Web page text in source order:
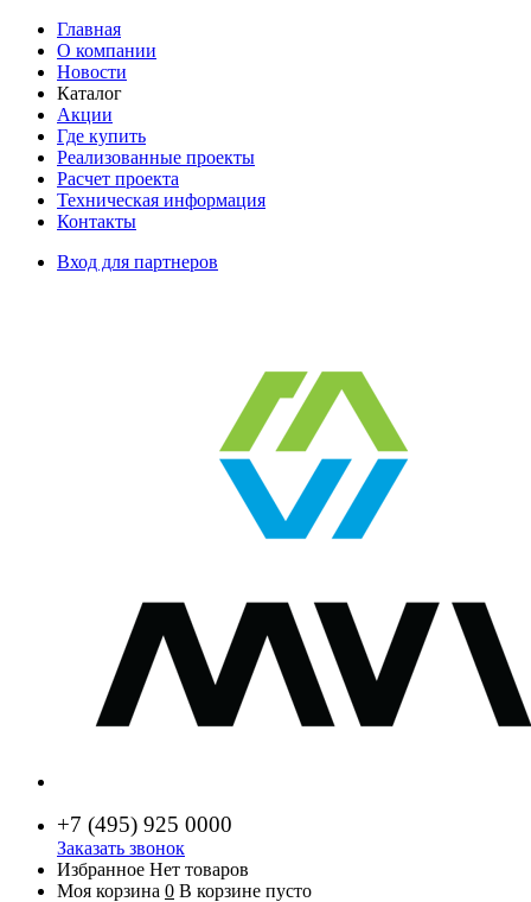
Главная
О компании
Новости
Каталог
Акции
Где купить
Реализованные проекты
Расчет проекта
Техническая информация
Контакты
Вход для партнеров
+7 (495) 925 0000
Заказать звонок
Избранное Нет товаров
Моя корзина 0 В корзине пусто